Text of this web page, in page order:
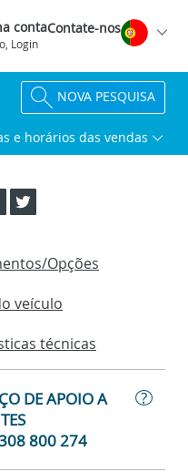
conta
Login
Contate-nos
NOVA PESQUISA
e horários das vendas
Opções
veículo
técnicas
DE APOIO A
?
800 274